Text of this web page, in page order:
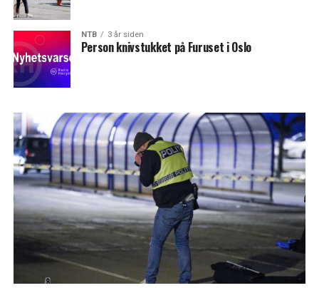
NTB 3 år siden
Person knivstukket på Furuset i Oslo